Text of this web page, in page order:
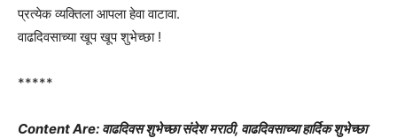
प्रत्येक व्यक्तिला आपला हेवा वाटावा.
वाढदिवसाच्या खूप खूप शुभेच्छा !
*****
Content Are: वाढदिवस शुभेच्छा संदेश मराठी, वाढदिवसाच्या हार्दिक शुभेच्छा